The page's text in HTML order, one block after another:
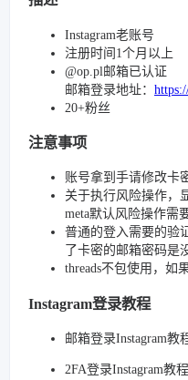
Instagram老账号
注册时间1个月以上
@op.pl邮箱已认证
邮箱登录地址：
20+粉丝
注意事项
账号拿到手请修改卡
关于执行风险操作，
meta默认风险操作需
普通的登入需要的验
了卡密的邮箱密码是
threads不包使用，如
Instagram登录教程
邮箱登录Instagram教
2FA登录Instagram教程